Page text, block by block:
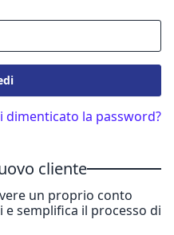
dimenticato la password?
cliente
un proprio conto
semplifica il processo di